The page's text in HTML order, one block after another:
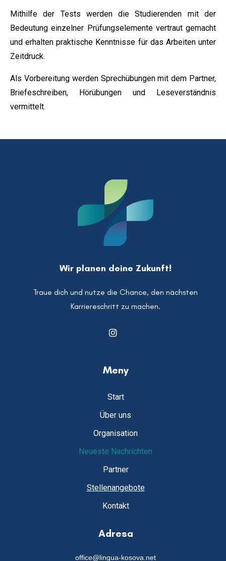
Mithilfe der Tests werden die Studierenden mit der
Bedeutung einzelner Prüfungselemente vertraut gemacht
und erhalten praktische Kenntnisse für das Arbeiten unter
Zeitdruck.
Als Vorbereitung werden Sprechübungen mit dem Partner,
Briefeschreiben, Hörübungen und Leseverständnis
vermittelt.
Wir planen deine Zukunft!
Traue dich und nutze die Chance, den nächsten
Karriereschritt zu machen.
Meny
Start
Über uns
Organisation
Neueste Nachrichten
Partner
Stellenangebote
Kontakt
Adresa
office@lingua-kosova.net